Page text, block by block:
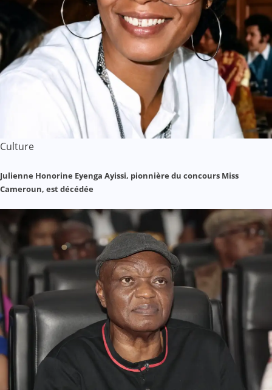
Culture
Julienne Honorine Eyenga Ayissi, pionnière du concours Miss
Cameroun, est décédée